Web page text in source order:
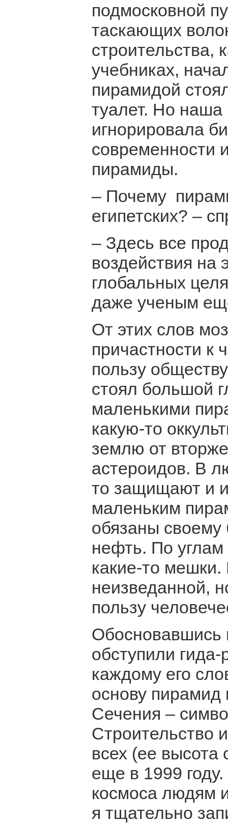
подмосковной
таскающих
строительства,
учебниках,
пирамидой
туалет. Но наша
игнорировала
современности
пирамиды.
– Почему
египетских? –
– Здесь все
воздействия на
глобальных
даже ученым
От этих слов
причастности к
пользу
стоял большой
маленькими
какую-то
землю от
астероидов. В
то защищают и
маленьким
обязаны своему
нефть. По
какие-то мешки.
неизведанной,
пользу
Обосновавшись
обступили
каждому его
основу пирамид
Сечения –
Строительство
всех (ее высота
еще в 1999 году.
космоса людям
я тщательно